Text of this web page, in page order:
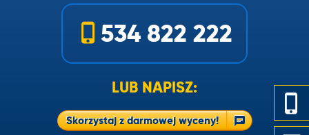
534 822 222
LUB NAPISZ:
Skorzystaj z darmowej wyceny!